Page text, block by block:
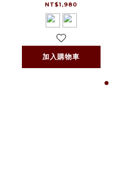
NT$1,980
加入購物車